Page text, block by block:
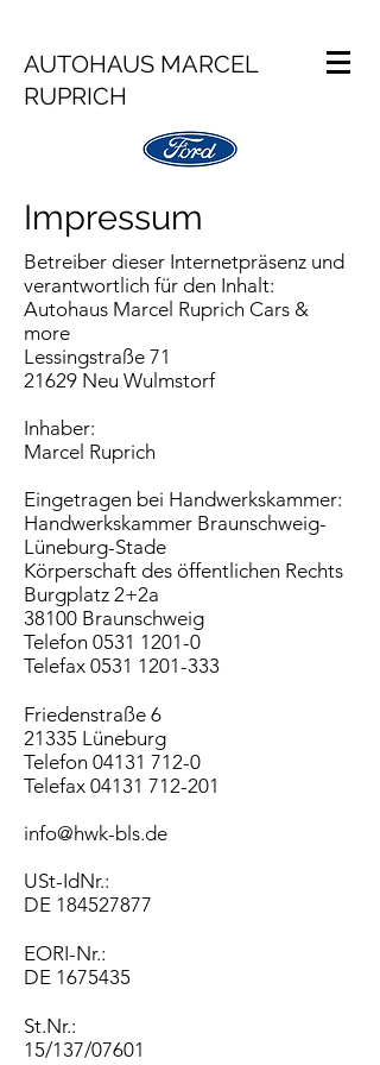
AUTOHAUS MARCEL
RUPRICH
Impressum
Betreiber dieser Internetpräsenz und
verantwortlich für den Inhalt:
Autohaus Marcel Ruprich Cars &
more
Lessingstraße 71
21629 Neu Wulmstorf
Inhaber:
Marcel Ruprich
Eingetragen bei Handwerkskammer:
Handwerkskammer Braunschweig-
Lüneburg-Stade
Körperschaft des öffentlichen Rechts
Burgplatz 2+2a
38100 Braunschweig
Telefon 0531 1201-0
Telefax 0531 1201-333
Friedenstraße 6
21335 Lüneburg
Telefon 04131 712-0
Telefax 04131 712-201
info@hwk-bls.de
USt-IdNr.:
DE 184527877
EORI-Nr.:
DE 1675435
St.Nr.:
15/137/07601